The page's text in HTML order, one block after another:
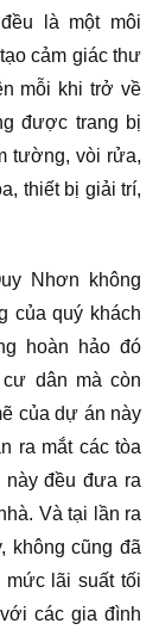
là một môi
cảm giác thư
mỗi khi trở về
được trang bị
tường, vòi rửa,
thiết bị giải trí,
Nhơn không
của quý khách
hoàn hảo đó
dân mà còn
của dự án này
ra mắt các tòa
này đều đưa ra
Và tại lần ra
không cũng đã
lãi suất tối
các gia đình